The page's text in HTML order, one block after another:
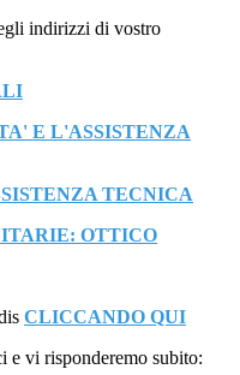
indirizzi di vostro
E L'ASSISTENZA
TECNICA
OTTICO
CLICCANDO QUI
e vi risponderemo subito: